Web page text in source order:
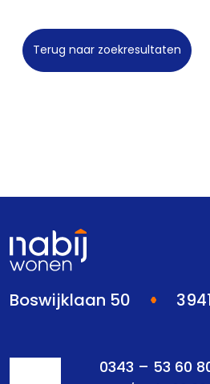
Terug naar zoekresultaten
Boswijklaan 50
0343 – 53 60